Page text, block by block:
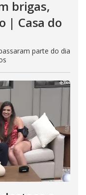
brigas,
| Casa do
parte do dia